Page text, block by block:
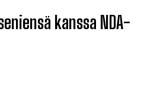
kanssa NDA-